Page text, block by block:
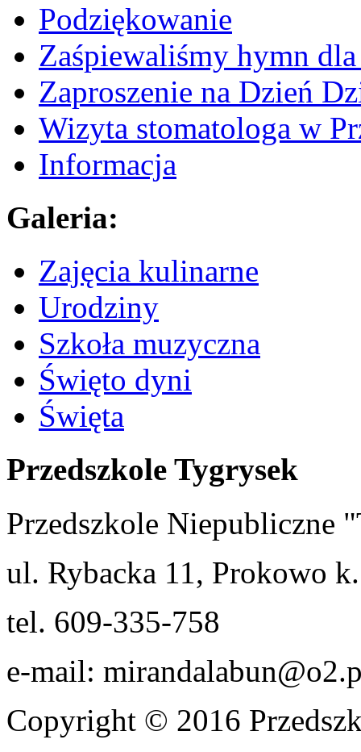
Podziękowanie
Zaśpiewaliśmy hymn dla
Zaproszenie na Dzień
Wizyta stomatologa w
Informacja
Galeria:
Zajęcia kulinarne
Urodziny
Szkoła muzyczna
Święto dyni
Święta
Przedszkole Tygrysek
Przedszkole Niepubliczne
ul. Rybacka 11, Prokowo
tel. 609-335-758
e-mail:
Copyright © 2016